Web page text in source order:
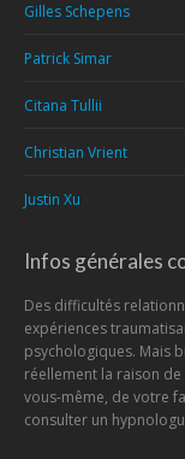
Gilles Schepens
Patrick Simar
Citana Tullii
Christian Vrient
Justin Xu
Infos générales
Des difficultés
expériences
psychologiques. Mais
réellement la raison
vous-même, de votre
consulter un